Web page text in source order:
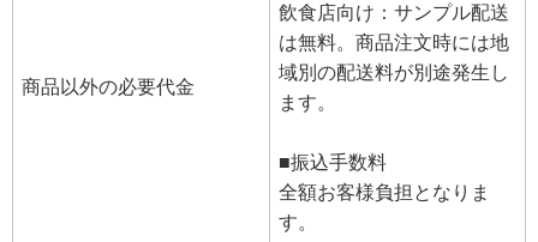
商品以外の必要代金
飲食店向け：サンプル配送
は無料。商品注文時には地
域別の配送料が別途発生し
ます。
■振込手数料
全額お客様負担となりま
す。